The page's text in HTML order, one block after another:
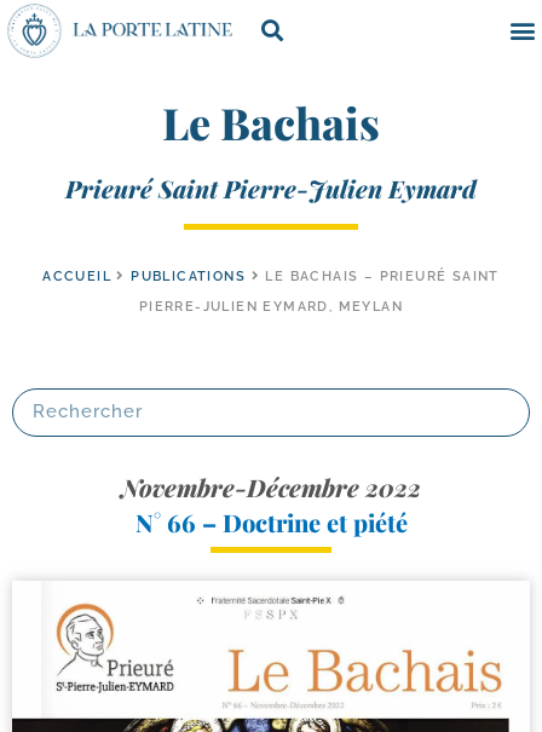
Le Bachais
Prieuré Saint Pierre-Julien Eymard
ACCUEIL PUBLICATIONS
LE BACHAIS – PRIEURÉ SAINT
PIERRE-JULIEN EYMARD, MEYLAN
Novembre-Décembre 2022
N° 66 – Doctrine et piété